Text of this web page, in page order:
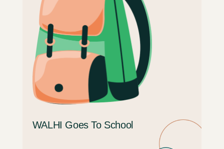
WALHI Goes To School